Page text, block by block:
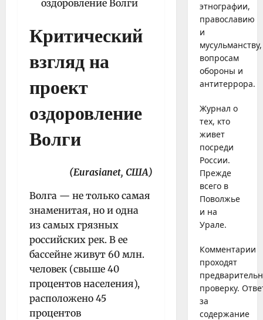
Критический
взгляд на
проект
оздоровление
Волги
(Еurasianet, США)
Волга — не только самая
знаменитая, но и одна
из самых грязных
российских рек. В ее
бассейне живут 60 млн.
человек (свыше 40
процентов населения),
расположено 45
процентов
этнографии,
православию
и
мусульманству,
вопросам
обороны и
антитеррора.
Журнал о
тех, кто
живет
посреди
России.
Прежде
всего в
Поволжье
и на
Урале.
Комментарии
проходят
проверку.
за
содержание